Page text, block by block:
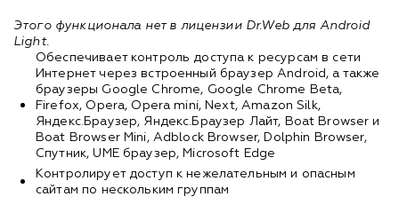
Этого функционала нет в лицензии Dr.Web для Android
Light.
Обеспечивает контроль доступа к ресурсам в сети
Интернет через встроенный браузер Android, а также
браузеры Google Chrome, Google Chrome Beta,
Firefox, Opera, Opera mini, Next, Amazon Silk,
Яндекс.Браузер, Яндекс.Браузер Лайт, Boat Browser и
Boat Browser Mini, Adblock Browser, Dolphin Browser,
Спутник, UME браузер, Microsoft Edge
Контролирует доступ к нежелательным и опасным
сайтам по нескольким группам